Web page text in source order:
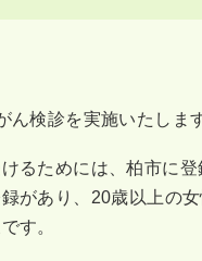
ん検診を実施いたしま
るためには、柏市に
があり、20歳以上の
す。